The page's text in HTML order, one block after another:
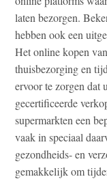
laten bezorgen.
hebben ook een
Het online kopen
thuisbezorging en
ervoor te zorgen dat
gecertificeerde
supermarkten een
vaak in speciaal
gezondheids- en
gemakkelijk om